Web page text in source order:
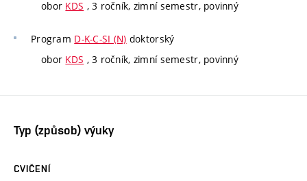
obor KDS , 3 ročník, zimní semestr, povinný
Program D-K-C-SI (N) doktorský
obor KDS , 3 ročník, zimní semestr, povinný
Typ (způsob) výuky
CVIČENÍ